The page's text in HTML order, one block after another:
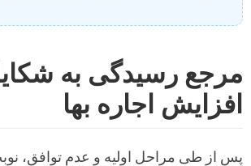
مرجع رسیدگی به
افزایش اجاره بها
پس از طی مراحل اولیه و عدم توافق،